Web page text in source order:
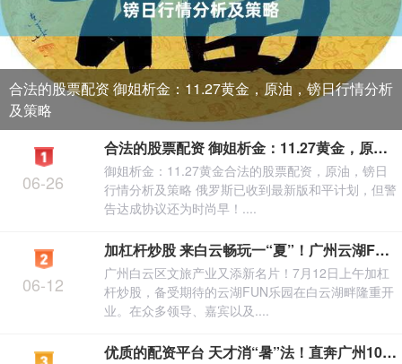
合法的股票配资 御姐析金：11.27黄金，原油，镑日行情分析
及策略
合法的股票配资 御姐析金：11.27黄金，原油，镑日行情分析及策略
御姐析金：11.27黄金合法的股票配资，原油，镑日
行情分析及策略 俄罗斯已收到最新版和平计划，但警
告达成协议还为时尚早！....
06-26
加杠杆炒股 来白云畅玩一“夏”！广州云湖FUN乐园开业
广州白云区文旅产业又添新名片！7月12日上午加杠
杆炒股，备受期待的云湖FUN乐园在白云湖畔隆重开
业。在众多领导、嘉宾以及....
06-12
优质的配资平台 天才消“暑”法！直奔广州10大冷门博物馆，学习纳凉两不误